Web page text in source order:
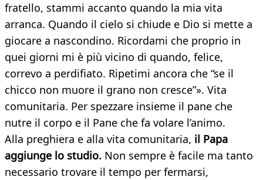
fratello, stammi accanto quando la mia vita
arranca. Quando il cielo si chiude e Dio si mette a
giocare a nascondino. Ricordami che proprio in
quei giorni mi è più vicino di quando, felice,
correvo a perdifiato. Ripetimi ancora che “se il
chicco non muore il grano non cresce”». Vita
comunitaria. Per spezzare insieme il pane che
nutre il corpo e il Pane che fa volare l’animo.
Alla preghiera e alla vita comunitaria, il Papa
aggiunge lo studio. Non sempre è facile ma tanto
necessario trovare il tempo per fermarsi,